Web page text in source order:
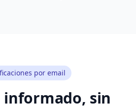
por email
informado, sin